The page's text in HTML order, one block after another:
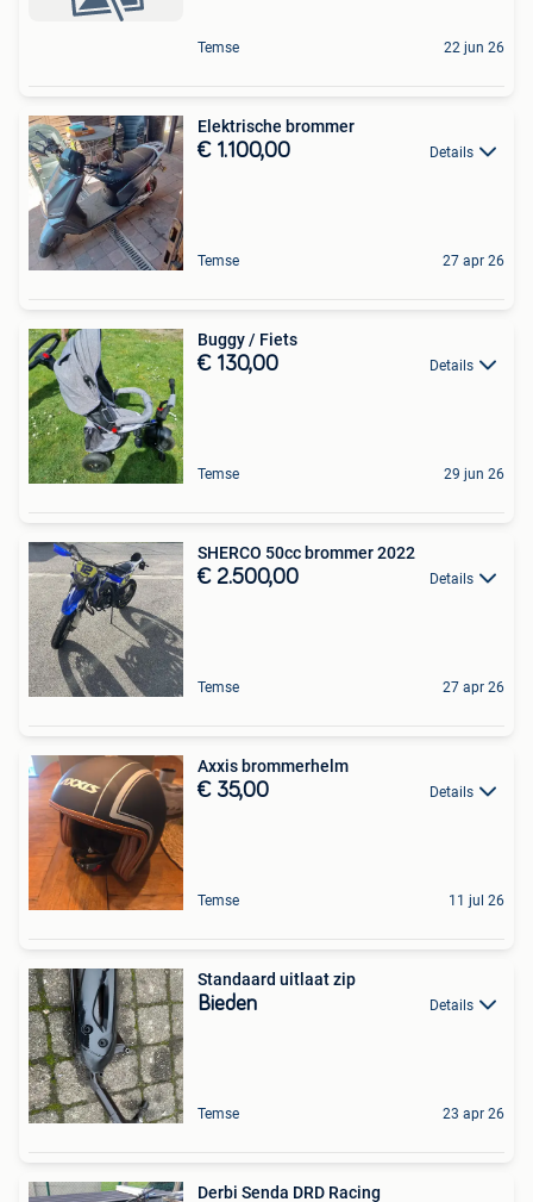
Temse 22 jun 26
Elektrische brommer
€ 1.100,00 Details
Temse 27 apr 26
Buggy / Fiets
€ 130,00 Details
Temse 29 jun 26
SHERCO 50cc brommer 2022
€ 2.500,00 Details
Temse 27 apr 26
Axxis brommerhelm
€ 35,00 Details
Temse 11 jul 26
Standaard uitlaat zip
Bieden Details
Temse 23 apr 26
Derbi Senda DRD Racing